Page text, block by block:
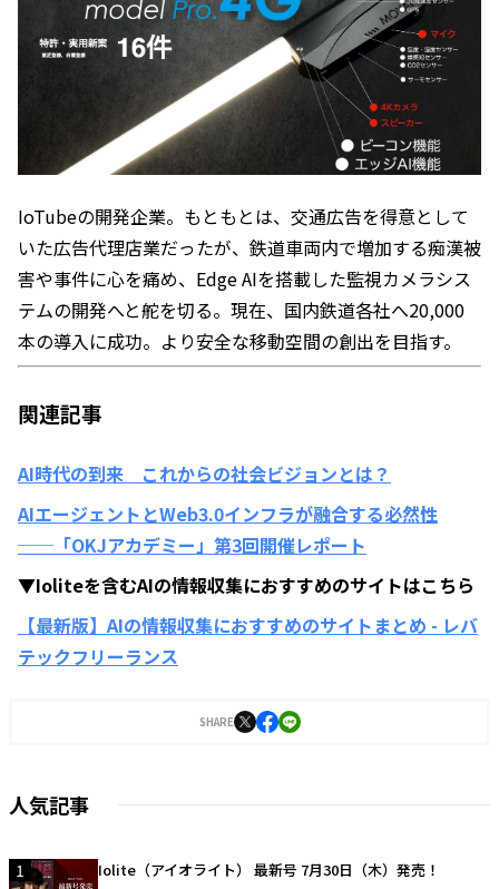
IoTubeの開発企業。もともとは、交通広告を得意として
いた広告代理店業だったが、鉄道車両内で増加する痴漢被
害や事件に心を痛め、Edge AIを搭載した監視カメラシス
テムの開発へと舵を切る。現在、国内鉄道各社へ20,000
本の導入に成功。より安全な移動空間の創出を目指す。
関連記事
AI時代の到来 これからの社会ビジョンとは？
AIエージェントとWeb3.0インフラが融合する必然性
──「OKJアカデミー」第3回開催レポート
▼Ioliteを含むAIの情報収集におすすめのサイトはこちら
【最新版】AIの情報収集におすすめのサイトまとめ - レバ
テックフリーランス
SHARE
人気記事
1 Iolite（アイオライト） 最新号 7月30日（木）発売！